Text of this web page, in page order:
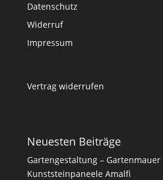
Datenschutz
Widerruf
Impressum
Vertrag widerrufen
Neuesten Beiträge
Gartengestaltung –
Kunststeinpaneele Amalfi